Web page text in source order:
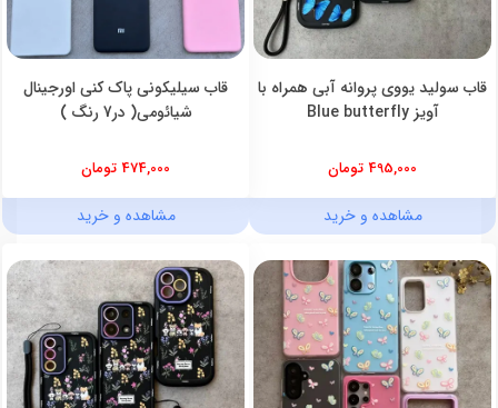
قاب سولید یووی پروانه آبی همراه با
آویز Blue butterfly
495,000 تومان
مشاهده و خرید
قاب سیلیکونی پاک کنی اورجینال
شیائومی( در7 رنگ )
474,000 تومان
مشاهده و خرید